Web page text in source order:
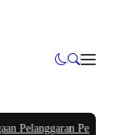
Penggunaan